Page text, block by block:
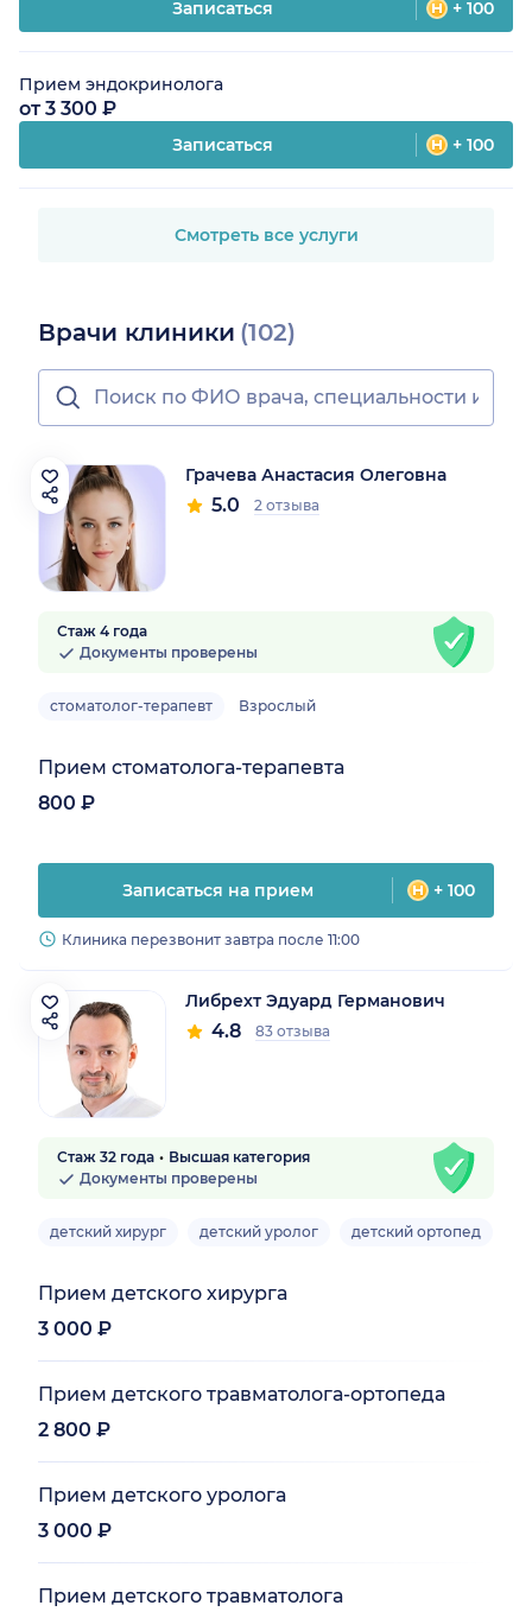
Записаться + 100
Прием эндокринолога
от 3 300 ₽
Записаться + 100
Смотреть все услуги
Врачи клиники (102)
Грачева Анастасия Олеговна
5.0 2 отзыва
Стаж 4 года
Документы проверены
стоматолог-терапевт Взрослый
Прием стоматолога-терапевта
800 ₽
Записаться на прием + 100
Клиника перезвонит завтра после 11:00
Либрехт Эдуард Германович
4.8 83 отзыва
Стаж 32 года
Высшая категория
Документы проверены
детский хирург детский уролог детский ортопед
Прием детского хирурга
3 000 ₽
Прием детского травматолога-ортопеда
2 800 ₽
Прием детского уролога
3 000 ₽
Прием детского травматолога